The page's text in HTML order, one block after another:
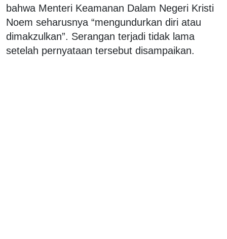
bahwa Menteri Keamanan Dalam Negeri Kristi
Noem seharusnya “mengundurkan diri atau
dimakzulkan”. Serangan terjadi tidak lama
setelah pernyataan tersebut disampaikan.